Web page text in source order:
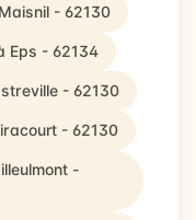
- 62130
Eps - 62134
- 62130
- 62130
-